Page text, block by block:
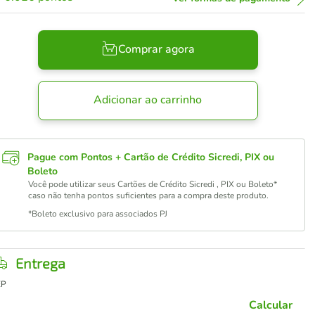
Comprar agora
Adicionar ao carrinho
Pague com Pontos + Cartão de Crédito Sicredi, PIX ou
Boleto
Você pode utilizar seus Cartões de Crédito Sicredi , PIX ou Boleto*
caso não tenha pontos suficientes para a compra deste produto.
*Boleto exclusivo para associados PJ
Entrega
Calcular